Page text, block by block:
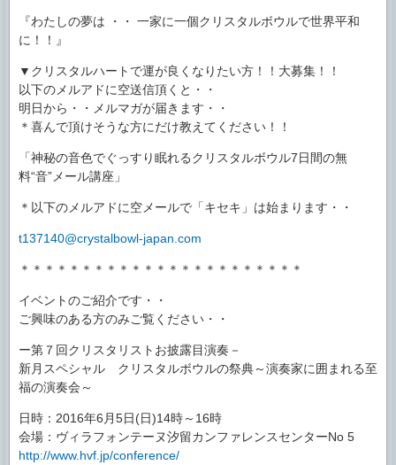
『わたしの夢は ・・ 一家に一個クリスタルボウルで世界平和
に！！』
▼クリスタルハートで運が良くなりたい方！！大募集！！
以下のメルアドに空送信頂くと・・
明日から・・メルマガが届きます・・
＊喜んで頂けそうな方にだけ教えてください！！
「神秘の音色でぐっすり眠れるクリスタルボウル7日間の無
料“音”メール講座」
＊以下のメルアドに空メールで「キセキ」は始まります・・
t137140@crystalbowl-japan.com
＊＊＊＊＊＊＊＊＊＊＊＊＊＊＊＊＊＊＊＊＊＊＊
イベントのご紹介です・・
ご興味のある方のみご覧ください・・
ー第７回クリスタリストお披露目演奏－
新月スペシャル クリスタルボウルの祭典～演奏家に囲まれる至
福の演奏会～
日時：2016年6月5日(日)14時～16時
会場：ヴィラフォンテーヌ汐留カンファレンスセンターNo 5
http://www.hvf.jp/conference/